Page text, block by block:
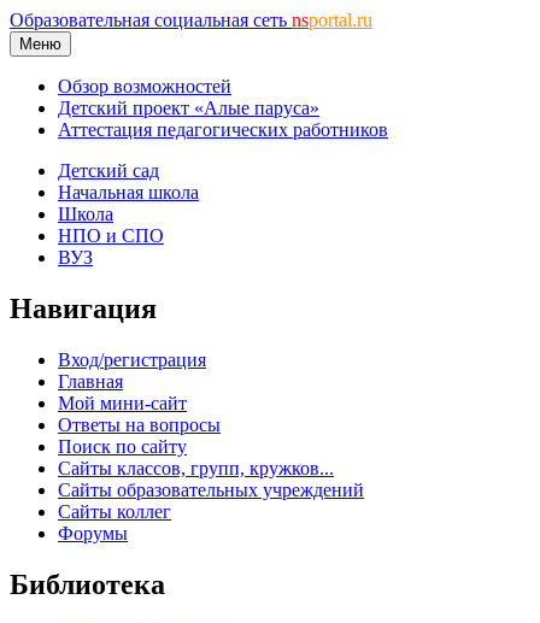
Образовательная социальная сеть nsportal.ru
Меню
Обзор возможностей
Детский проект «Алые паруса»
Аттестация педагогических работников
Детский сад
Начальная школа
Школа
НПО и СПО
ВУЗ
Навигация
Вход/регистрация
Главная
Мой мини-сайт
Ответы на вопросы
Поиск по сайту
Сайты классов, групп, кружков...
Сайты образовательных учреждений
Сайты коллег
Форумы
Библиотека